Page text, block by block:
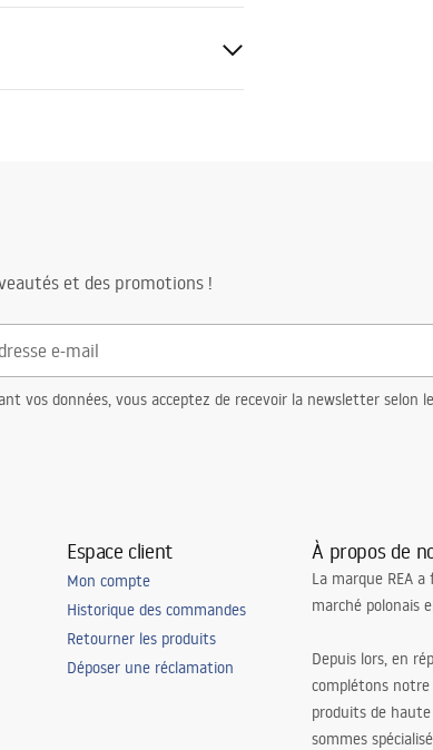
de montage
et des promotions !
vos données, vous acceptez de recevoir la newsletter selon
Espace client
Mon compte
Historique des commandes
Retourner les produits
Déposer une réclamation
À propos de
La marque REA
marché polonais
Depuis lors, en
complétons
produits de
sommes